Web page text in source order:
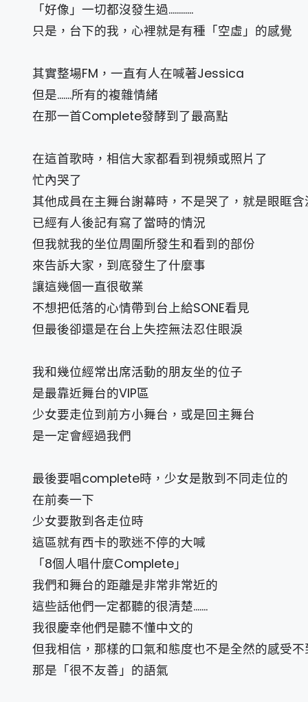
「好像」一切都沒發生過............
只是，台下的我，心裡就是有種「空虛」的感覺
其實整場FM，一直有人在喊著Jessica
但是.......所有的複雜情緒
在那一首Complete發酵到了最高點
在這首歌時，相信大家都看到視頻或照片了
忙內哭了
其他成員在主舞台謝幕時，不是哭了，就是眼眶含
已經有人後記有寫了當時的情況
但我就我的坐位周圍所發生和看到的部份
來告訴大家，到底發生了什麼事
讓這幾個一直很敬業
不想把低落的心情帶到台上給SONE看見
但最後卻還是在台上失控無法忍住眼淚
我和幾位經常出席活動的朋友坐的位子
是最靠近舞台的VIP區
少女要走位到前方小舞台，或是回主舞台
是一定會經過我們
最後要唱complete時，少女是散到不同走位的
在前奏一下
少女要散到各走位時
這區就有西卡的歌迷不停的大喊
「8個人唱什麼Complete」
我們和舞台的距離是非常非常近的
這些話他們一定都聽的很清楚.......
我很慶幸他們是聽不懂中文的
但我相信，那樣的口氣和態度也不是全然的感受不
那是「很不友善」的語氣